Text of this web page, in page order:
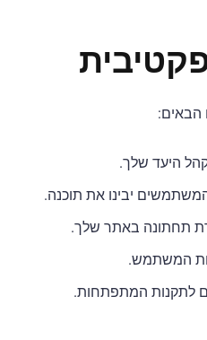
היעד שלך.
יבינו את תוכנה.
תחתונה באתר שלך.
המשתמש.
לתקנות המתפתחות.